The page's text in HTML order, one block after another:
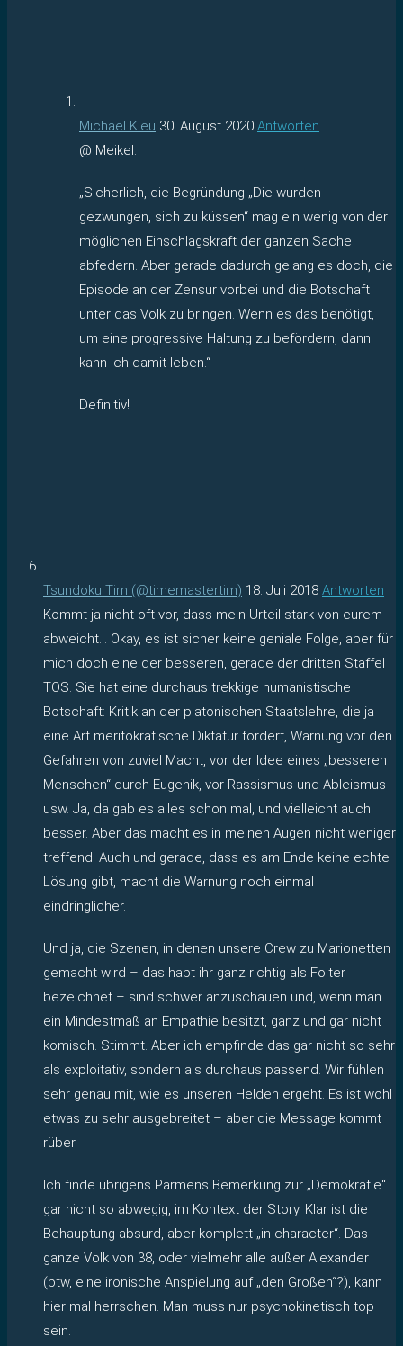
Michael Kleu 30. August 2020 Antworten
@ Meikel:
„Sicherlich, die Begründung „Die wurden
gezwungen, sich zu küssen“ mag ein wenig von der
möglichen Einschlagskraft der ganzen Sache
abfedern. Aber gerade dadurch gelang es doch, die
Episode an der Zensur vorbei und die Botschaft
unter das Volk zu bringen. Wenn es das benötigt,
um eine progressive Haltung zu befördern, dann
kann ich damit leben.“
Definitiv!
Tsundoku Tim (@timemastertim) 18. Juli 2018 Antworten
Kommt ja nicht oft vor, dass mein Urteil stark von eurem
abweicht… Okay, es ist sicher keine geniale Folge, aber für
mich doch eine der besseren, gerade der dritten Staffel
TOS. Sie hat eine durchaus trekkige humanistische
Botschaft: Kritik an der platonischen Staatslehre, die ja
eine Art meritokratische Diktatur fordert, Warnung vor den
Gefahren von zuviel Macht, vor der Idee eines „besseren
Menschen“ durch Eugenik, vor Rassismus und Ableismus
usw. Ja, da gab es alles schon mal, und vielleicht auch
besser. Aber das macht es in meinen Augen nicht weniger
treffend. Auch und gerade, dass es am Ende keine echte
Lösung gibt, macht die Warnung noch einmal
eindringlicher.
Und ja, die Szenen, in denen unsere Crew zu Marionetten
gemacht wird – das habt ihr ganz richtig als Folter
bezeichnet – sind schwer anzuschauen und, wenn man
ein Mindestmaß an Empathie besitzt, ganz und gar nicht
komisch. Stimmt. Aber ich empfinde das gar nicht so sehr
als exploitativ, sondern als durchaus passend. Wir fühlen
sehr genau mit, wie es unseren Helden ergeht. Es ist wohl
etwas zu sehr ausgebreitet – aber die Message kommt
rüber.
Ich finde übrigens Parmens Bemerkung zur „Demokratie“
gar nicht so abwegig, im Kontext der Story. Klar ist die
Behauptung absurd, aber komplett „in character“. Das
ganze Volk von 38, oder vielmehr alle außer Alexander
(btw, eine ironische Anspielung auf „den Großen“?), kann
hier mal herrschen. Man muss nur psychokinetisch top
sein.